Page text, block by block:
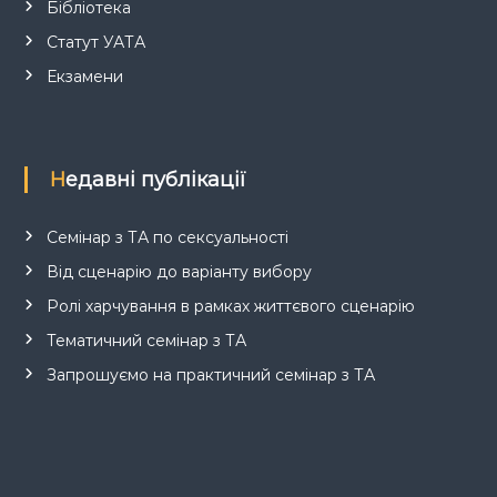
Бібліотека
Статут УАТА
Екзамени
Недавні публікації
Семінар з ТА по сексуальності
Від сценарію до варіанту вибору
Ролі харчування в рамках життєвого сценарію
Тематичний семінар з ТА
Запрошуємо на практичний семінар з ТА